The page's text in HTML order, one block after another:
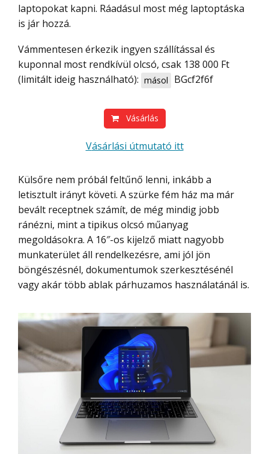
laptopokat kapni. Ráadásul most még laptoptáska
is jár hozzá.
Vámmentesen érkezik ingyen szállítással és
kuponnal most rendkívül olcsó, csak 138 000 Ft
(limitált ideig használható): másol BGcf2f6f
Vásárlás
Vásárlási útmutató itt
Külsőre nem próbál feltűnő lenni, inkább a
letisztult irányt követi. A szürke fém ház ma már
bevált receptnek számít, de még mindig jobb
ránézni, mint a tipikus olcsó műanyag
megoldásokra. A 16″-os kijelző miatt nagyobb
munkaterület áll rendelkezésre, ami jól jön
böngészésnél, dokumentumok szerkesztésénél
vagy akár több ablak párhuzamos használatánál is.